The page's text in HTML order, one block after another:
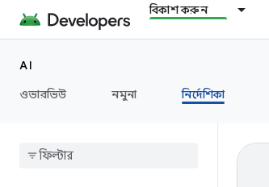
বিকাশ করুন
AI
ওভারভিউ
নমুনা নির্দেশিকা